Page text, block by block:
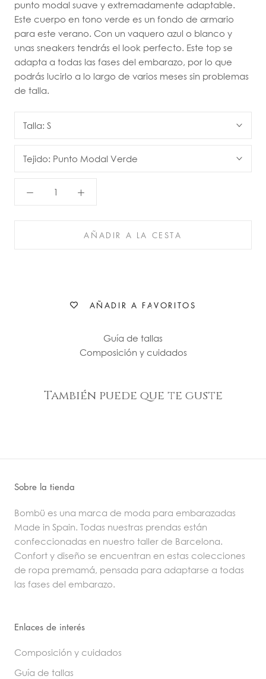
punto modal suave y extremadamente adaptable.
Este cuerpo en tono verde es un fondo de armario
para este verano. Con un vaquero azul o blanco y
unas sneakers tendrás el look perfecto. Este top se
adapta a todas las fases del embarazo, por lo que
podrás lucirlo a lo largo de varios meses sin problemas
de talla.
Talla: S
Tejido: Punto Modal Verde
AÑADIR A LA CESTA
AÑADIR A FAVORITOS
Guía de tallas
Composición y cuidados
También puede que te guste
Sobre la tienda
Bombü es una marca de moda para embarazadas
Made in Spain. Todas nuestras prendas están
confeccionadas en nuestro taller de Barcelona.
Confort y diseño se encuentran en estas colecciones
de ropa premamá, pensada para adaptarse a todas
las fases del embarazo.
Enlaces de interés
Composición y cuidados
Guía de tallas